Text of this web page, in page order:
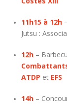
11h15 à 12h
Jutsu :
12h –
ATDP et EFS
14h –